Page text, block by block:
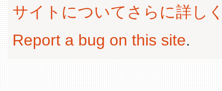
サイトについてさらに詳し
Report a bug on this site.